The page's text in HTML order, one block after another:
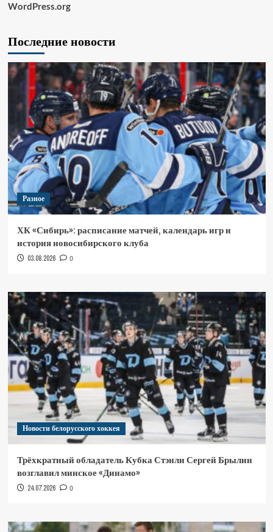
WordPress.org
Последние новости
Разное
ХК «Сибирь»: расписание матчей, календарь игр и
история новосибирского клуба
03.08.2026 0
Новости белорусского хоккея
Трёхкратный обладатель Кубка Стэнли Сергей Брылин
возглавил минское «Динамо»
24.07.2026 0